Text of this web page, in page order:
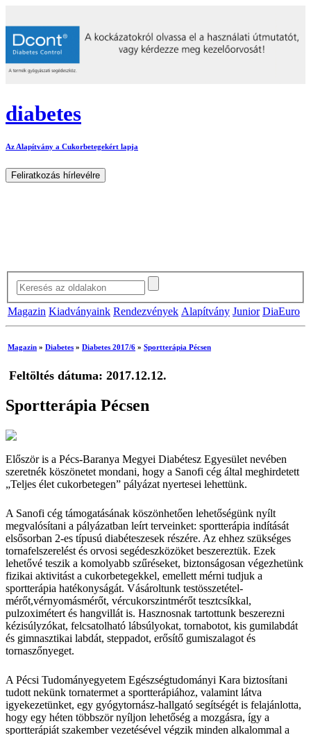
diabetes
Az Alapítvány a Cukorbetegekért lapja
Magazin Kiadványaink Rendezvények Alapítvány Junior DiaEuro
Magazin » Diabetes » Diabetes 2017/6 » Sportterápia Pécsen
Feltöltés dátuma: 2017.12.12.
Sportterápia Pécsen
Először is a Pécs-Baranya Megyei Diabétesz Egyesület nevében
szeretnék köszönetet mondani, hogy a Sanofi cég által meghirdetett
„Teljes élet cukorbetegen” pályázat nyertesei lehettünk.
A Sanofi cég támogatásának köszönhetően lehetőségünk nyílt
megvalósítani a pályázatban leírt terveinket: sportterápia indítását
elsősorban 2-es típusú diabéteszesek részére. Az ehhez szükséges
tornafelszerelést és orvosi segédeszközöket beszereztük. Ezek
lehetővé teszik a komolyabb szűréseket, biztonságosan végezhetünk
fizikai aktivitást a cukorbetegekkel, emellett mérni tudjuk a
sportterápia hatékonyságát. Vásároltunk testösszetétel-
mérőt,vérnyomásmérőt, vércukorszintmérőt tesztcsíkkal,
pulzoximétert és hangvillát is. Hasznosnak tartottunk beszerezni
kézisúlyzókat, felcsatolható lábsúlyokat, tornabotot, kis gumilabdát
és gimnasztikai labdát, steppadot, erősítő gumiszalagot és
tornaszőnyeget.
A Pécsi Tudományegyetem Egészségtudományi Kara biztosítani
tudott nekünk tornatermet a sportterápiához, valamint látva
igyekezetünket, egy gyógytornász-hallgató segítségét is felajánlotta,
hogy egy héten többször nyíljon lehetőség a mozgásra, így a
sportterápiát szakember vezetésével végzik minden alkalommal a